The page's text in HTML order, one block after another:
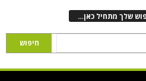
שלך מתחיל כאן…